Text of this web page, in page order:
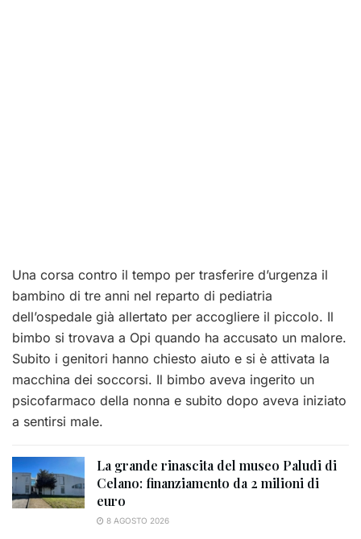
Una corsa contro il tempo per trasferire d’urgenza il
bambino di tre anni nel reparto di pediatria
dell’ospedale già allertato per accogliere il piccolo. Il
bimbo si trovava a Opi quando ha accusato un malore.
Subito i genitori hanno chiesto aiuto e si è attivata la
macchina dei soccorsi. Il bimbo aveva ingerito un
psicofarmaco della nonna e subito dopo aveva iniziato
a sentirsi male.
La grande rinascita del museo Paludi di
Celano: finanziamento da 2 milioni di
euro
8 AGOSTO 2026